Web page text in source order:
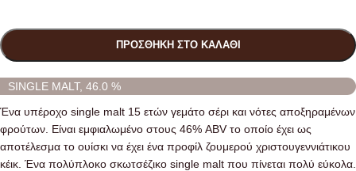
ΠΡΟΣΘΉΚΗ ΣΤΟ ΚΑΛΆΘΙ
SINGLE MALT, 46.0 %
Ένα υπέροχο single malt 15 ετών γεμάτο σέρι και νότες αποξηραμένων
φρούτων. Είναι εμφιαλωμένο στους 46% ABV το οποίο έχει ως
αποτέλεσμα το ουίσκι να έχει ένα προφίλ ζουμερού χριστουγεννιάτικου
κέικ. Ένα πολύπλοκο σκωτσέζικο single malt που πίνεται πολύ εύκολα.